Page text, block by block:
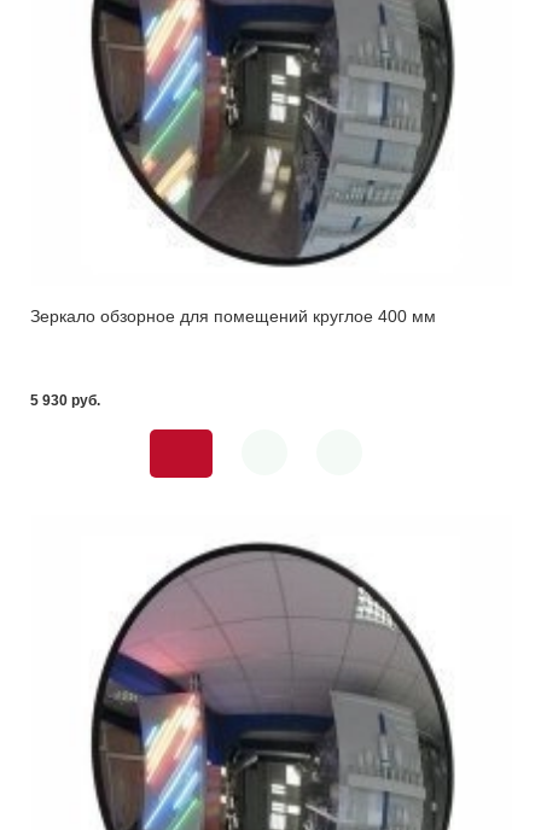
Зеркало обзорное для помещений круглое 400 мм
5 930 pуб.